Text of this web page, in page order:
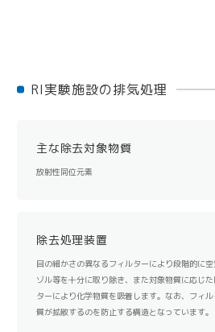
RI実験施設の排気処理
主な除去対象物質
放射性同位元素
除去処理装置
目の細かさの異なるフィルターにより段階的に
ゾル等を十分に取り除き、また対象物質に応じ
ターにより化学物質を吸着します。なお、フィ
質が拡散するのを防止する構造となっています。